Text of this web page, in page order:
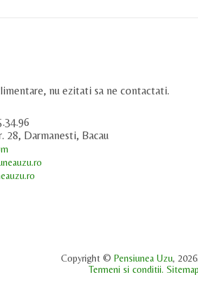
nu ezitati sa ne contactati.
28, Darmanesti, Bacau
Copyright © Pensiunea Uzu,
Termeni si conditii.